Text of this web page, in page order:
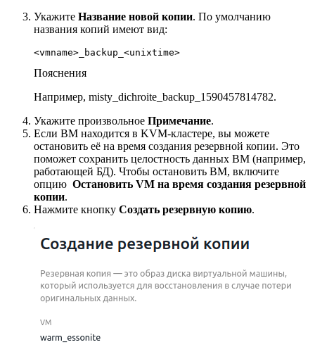
Укажите Название новой копии. По умолчанию
названия копий имеют вид:
<vmname>_backup_<unixtime>
Пояснения
Например, misty_dichroite_backup_1590457814782.
Укажите произвольное Примечание.
Если ВМ находится в KVM-кластере, вы можете
остановить её на время создания резервной копии. Это
поможет сохранить целостность данных ВМ (например,
работающей БД). Чтобы остановить ВМ, включите
опцию Остановить VM на время создания резервной
копии.
Нажмите кнопку Создать резервную копию.